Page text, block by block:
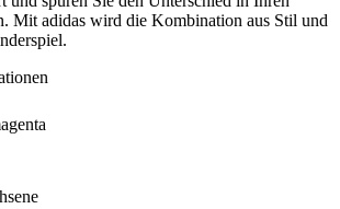
Mit adidas wird die Kombination aus Stil und